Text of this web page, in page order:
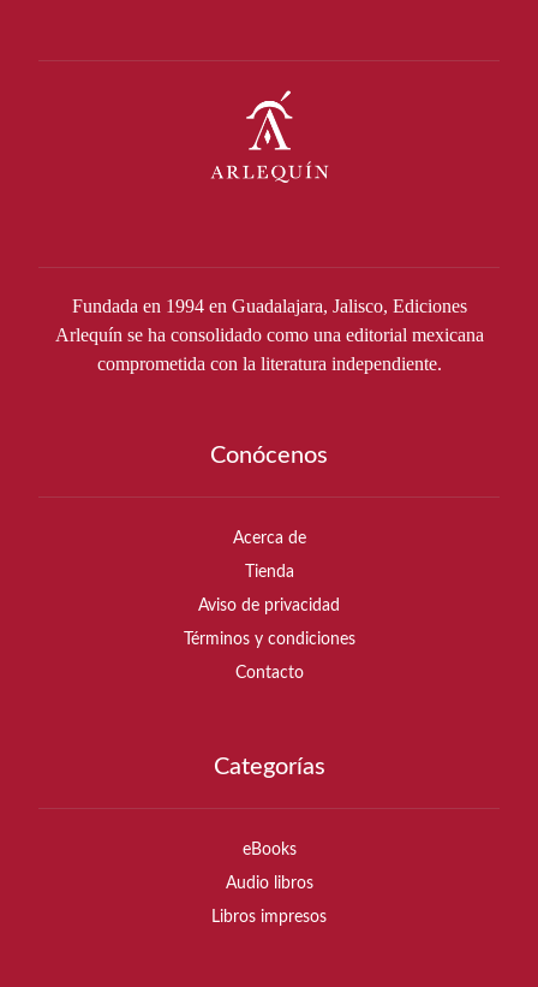
Fundada en 1994 en Guadalajara, Jalisco, Ediciones
Arlequín se ha consolidado como una editorial mexicana
comprometida con la literatura independiente.
Conócenos
Acerca de
Tienda
Aviso de privacidad
Términos y condiciones
Contacto
Categorías
eBooks
Audio libros
Libros impresos